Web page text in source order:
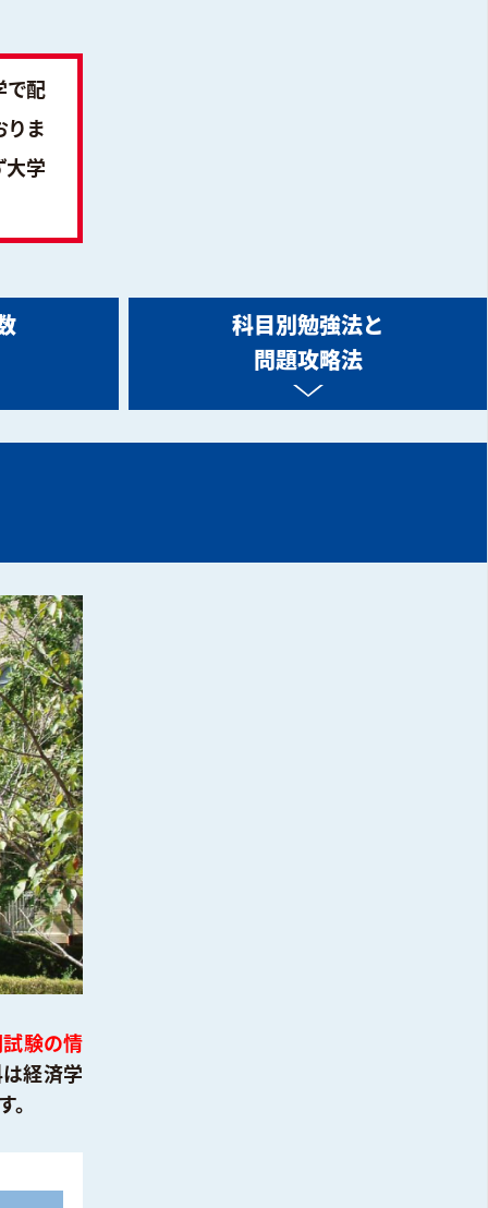
で配
りま
大学
科目別勉強法と
問題攻略法
験の情
経済学